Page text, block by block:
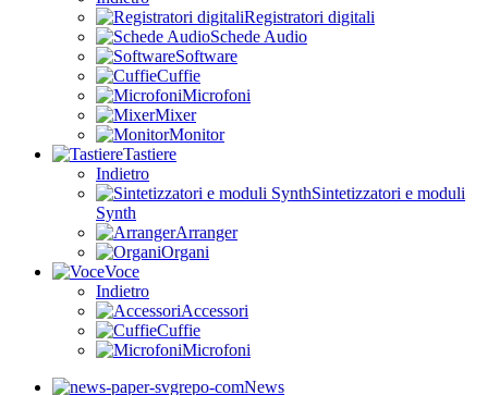
Registratori digitali
Schede Audio
Software
Cuffie
Microfoni
Mixer
Monitor
Tastiere
Indietro
Sintetizzatori e moduli
Synth
Arranger
Organi
Voce
Indietro
Accessori
Cuffie
Microfoni
News